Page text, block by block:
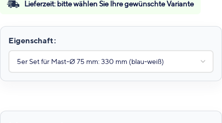
Lieferzeit: bitte wählen Sie Ihre gewünschte Variante
Eigenschaft